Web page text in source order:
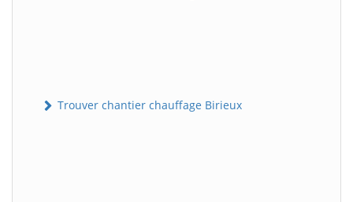
Trouver chantier chauffage Birieux